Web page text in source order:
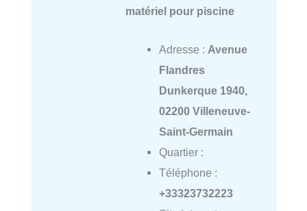
matériel pour piscine
Adresse : Avenue
Flandres
Dunkerque 1940,
02200 Villeneuve-
Saint-Germain
Quartier :
Téléphone :
+33323732223